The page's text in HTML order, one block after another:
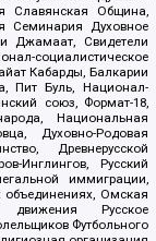
Славянская Община,
Семинария Духовное
Джамаат, Свидетели
социалистическое
Кабарды, Балкарии
Пит Буль, Национал-
союз, Формат-18,
Национальная
Духовно-Родовая
Древнерусской
Инглингов, Русский
иммиграции,
объединениях, Омская
движения Русское
Футбольного